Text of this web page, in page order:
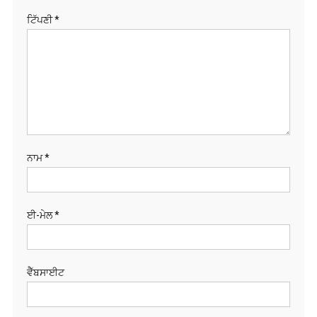
ਟਿੱਪਣੀ*
ਨਾਮ*
ਈ-ਮੇਲ*
ਵੈੱਬਸਾਈਟ